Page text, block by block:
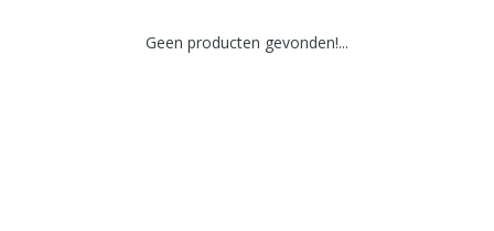
Geen producten gevonden!...